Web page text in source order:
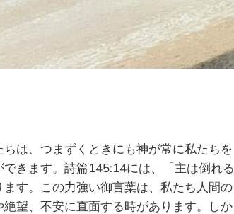
は、つまずくときにも神が常に私たちを
きます。詩篇145:14には、「主は倒れる
す。この力強い御言葉は、私たち人間の
望、不安に直面する時があります。しか